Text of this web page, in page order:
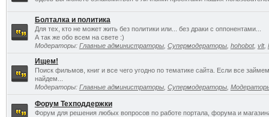
Болталка и политика
Для тех, кто не может жить без политики или... без драки с оппонентами...
А так же обо всем на свете :)
Модераторы: Главные администраторы, Супермодераторы, hohobot, vlt,
Ищем!
Поиск фильмов, книг и все чего угодно по тематике сайта. Если все
найдем...
Модераторы: Главные администраторы, Супермодераторы,
Форум Техподдержки
Форум для решения любых вопросов по работе портала, форума и